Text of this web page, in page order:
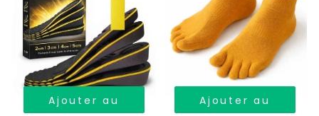
Ajouter au
Ajouter au